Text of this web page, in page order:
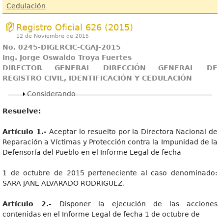
Cedulación
Registro Oficial 626 (2015)
12 de Noviembre de 2015
No. 0245-DIGERCIC-CGAJ-2015
Ing. Jorge Oswaldo Troya Fuertes
DIRECTOR GENERAL DIRECCIÓN GENERAL DE
REGISTRO CIVIL, IDENTIFICACIÓN Y CEDULACIÓN
Mostrar
Considerando
Resuelve:
Artícul o 1.-Aceptar lo resuelto por la Directora Nacional de
Reparación a Víctimas y Protección contra la Impunidad de la
Defensoría del Pueblo en el Informe Legal de fecha
1 de octubre de 2015 perteneciente al caso denominado:
SARA JANE ALVARADO RODRIGUEZ.
Artícul o 2.- Disponer la ejecución de las acciones
contenidas en el Informe Legal de fecha 1 de octubre de